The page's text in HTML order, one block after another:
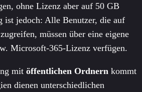
ohne Lizenz aber auf 50 GB
jedoch: Alle Benutzer, die auf
müssen über eine eigene
Microsoft-365-Lizenz verfügen.
mit öffentlichen Ordnern kommt
dienen unterschiedlichen